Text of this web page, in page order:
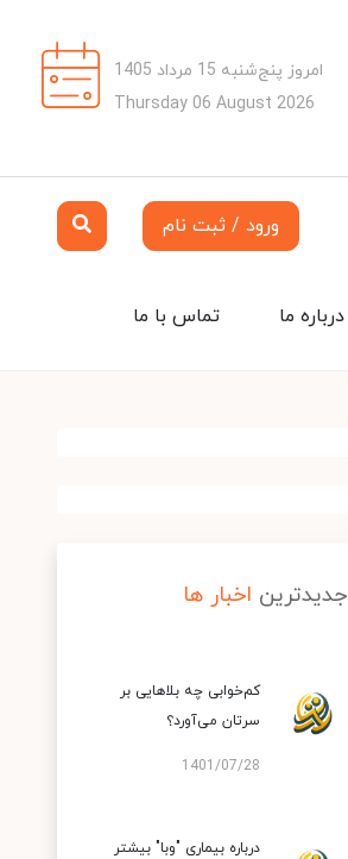
امروز پنج‌شنبه 15 مرداد 1405
Thursday 06 August 2026
ورود / ثبت نام
تماس با ما درباره ما
جدیدترین اخبار ها
کم‌خوابی چه بلاهایی بر
سرتان می‌آورد؟
1401/07/28
درباره بیماری "وبا" بیشتر